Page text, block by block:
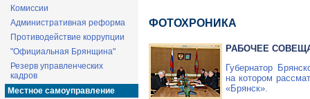
Комиссии
Административная реформа
Противодействие коррупции
"Официальная Брянщина"
Резерв управленческих
кадров
Местное самоуправление
ФОТОХРОНИКА
РАБОЧЕЕ
Губернатор
на котором
«Брянск».